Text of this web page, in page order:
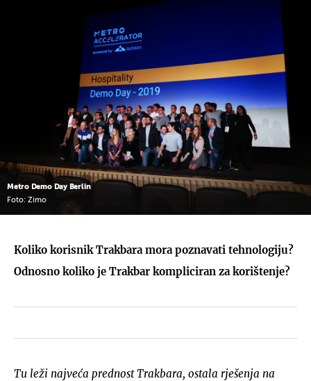
Metro Demo Day Berlin
Foto: Zimo
Koliko korisnik Trakbara mora poznavati tehnologiju?
Odnosno koliko je Trakbar kompliciran za korištenje?
Tu leži najveća prednost Trakbara, ostala rješenja na